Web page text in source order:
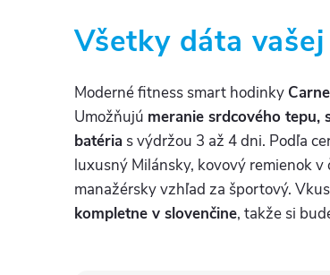
Všetky dáta
Moderné fitness smart hodinky
Umožňujú meranie srdcového tepu,
batéria s výdržou 3 až 4 dni. Podľa
luxusný Milánsky, kovový remienok
manažérsky vzhľad za športový.
kompletne v slovenčine, takže si